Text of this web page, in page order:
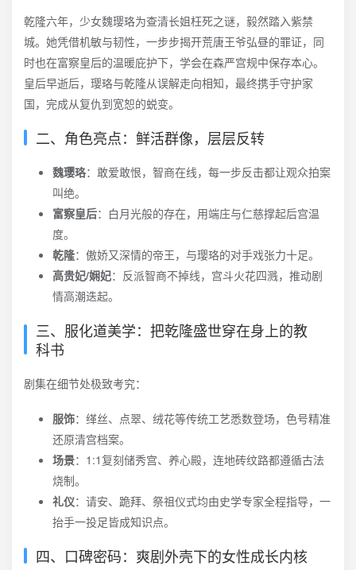
乾隆六年，少女魏璎珞为查清长姐枉死之谜，毅然踏入紫禁
城。她凭借机敏与韧性，一步步揭开荒唐王爷弘昼的罪证，同
时也在富察皇后的温暖庇护下，学会在森严宫规中保存本心。
皇后早逝后，璎珞与乾隆从误解走向相知，最终携手守护家
国，完成从复仇到宽恕的蜕变。
二、角色亮点：鲜活群像，层层反转
魏璎珞：敢爱敢恨，智商在线，每一步反击都让观众拍案
叫绝。
富察皇后：白月光般的存在，用端庄与仁慈撑起后宫温
度。
乾隆：傲娇又深情的帝王，与璎珞的对手戏张力十足。
高贵妃/娴妃：反派智商不掉线，宫斗火花四溅，推动剧
情高潮迭起。
三、服化道美学：把乾隆盛世穿在身上的教
科书
剧集在细节处极致考究：
服饰：缂丝、点翠、绒花等传统工艺悉数登场，色号精准
还原清宫档案。
场景：1:1复刻储秀宫、养心殿，连地砖纹路都遵循古法
烧制。
礼仪：请安、跪拜、祭祖仪式均由史学专家全程指导，一
抬手一投足皆成知识点。
四、口碑密码：爽剧外壳下的女性成长内核